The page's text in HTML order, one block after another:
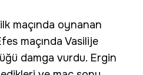
maçında oynanan
maçında Vasilije
damga vurdu. Ergin